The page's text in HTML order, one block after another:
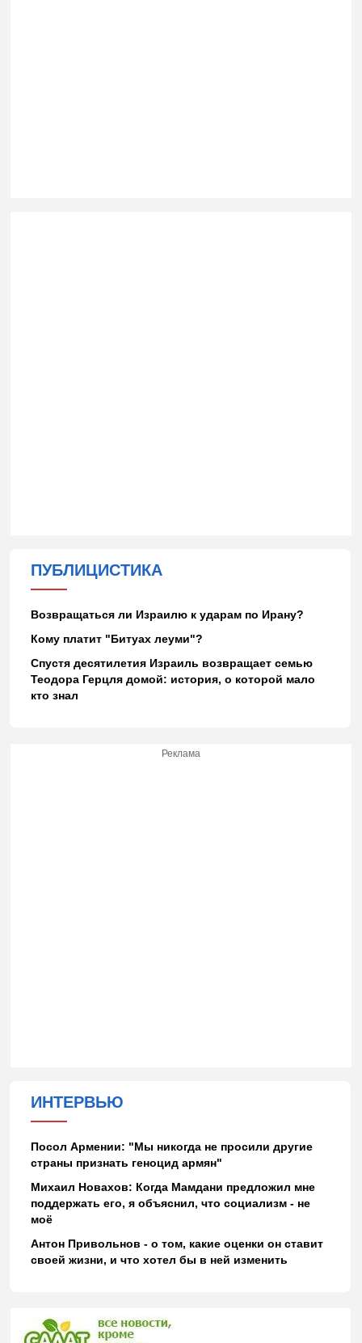
ПУБЛИЦИСТИКА
Возвращаться ли Израилю к ударам по Ирану?
Кому платит "Битуах леуми"?
Спустя десятилетия Израиль возвращает семью
Теодора Герцля домой: история, о которой мало
кто знал
Реклама
ИНТЕРВЬЮ
Посол Армении: "Мы никогда не просили другие
страны признать геноцид армян"
Михаил Новахов: Когда Мамдани предложил мне
поддержать его, я объяснил, что социализм - не
моё
Антон Привольнов - о том, какие оценки он ставит
своей жизни, и что хотел бы в ней изменить